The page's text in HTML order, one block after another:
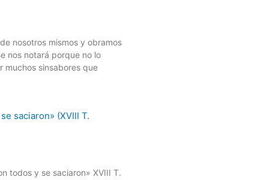
nosotros mismos y obramos
nos notará porque no lo
muchos sinsabores que
todos y se saciaron» XVIII T.